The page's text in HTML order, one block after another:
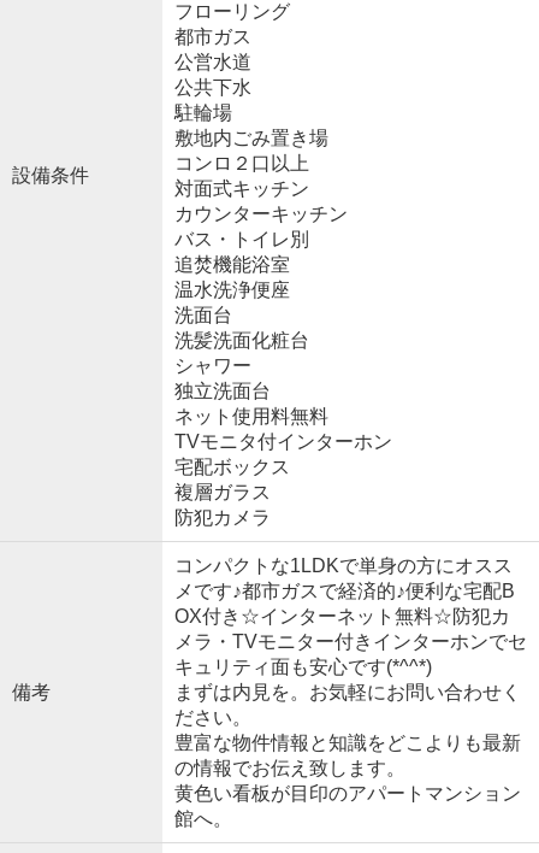
設備条件
フローリング
都市ガス
公営水道
公共下水
駐輪場
敷地内ごみ置き場
コンロ２口以上
対面式キッチン
カウンターキッチン
バス・トイレ別
追焚機能浴室
温水洗浄便座
洗面台
洗髪洗面化粧台
シャワー
独立洗面台
ネット使用料無料
TVモニタ付インターホン
宅配ボックス
複層ガラス
防犯カメラ
備考
コンパクトな1LDKで単身の方にオスス
メです♪都市ガスで経済的♪便利な宅配B
OX付き☆インターネット無料☆防犯カ
メラ・TVモニター付きインターホンでセ
キュリティ面も安心です(*^^*)
まずは内見を。お気軽にお問い合わせく
ださい。
豊富な物件情報と知識をどこよりも最新
の情報でお伝え致します。
黄色い看板が目印のアパートマンション
館へ。